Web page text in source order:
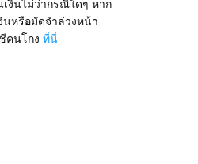
งินไม่ว่ากรณีใดๆ หาก
นหรือมัดจำล่วงหน้า
คนโกง ที่นี่